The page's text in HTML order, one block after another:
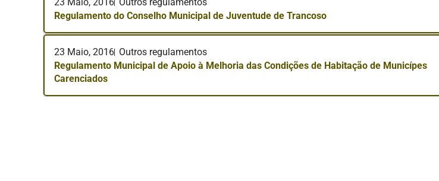
Regulamento do Conselho Municipal de Juventude de Trancoso
23 Maio, 2016 Outros regulamentos
Regulamento Municipal de Apoio à Melhoria das Condições de Habitação de Municípes
Carenciados